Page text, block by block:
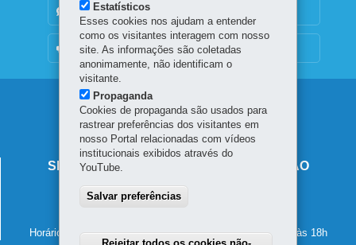
DENUNCIE CORRUPÇÃO
OUVIDORIA
Navegação
principal
SECRETARIA DE ESTADO DA EDUCAÇÃO
Av. Presidente Kennedy, 2511 - Guaíra
80610-011 -Curitiba
Horário de atendimento: de segunda a sexta-feira, das 8h às 18h
Estatísticos
Esses cookies nos ajudam a entender
como os visitantes interagem com nosso
site. As informações são coletadas
anonimamente, não identificam o
visitante.
Propaganda
Cookies de propaganda são usados para
rastrear preferências dos visitantes em
nosso Portal relacionadas com vídeos
institucionais exibidos através do
YouTube.
Salvar preferências